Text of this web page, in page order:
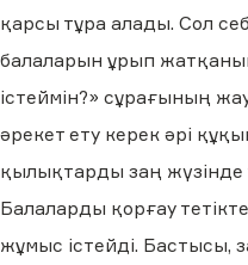
қарсы тұра алады. Сол
балаларын ұрып
істеймін?» сұрағының
әрекет ету керек әрі
қылықтарды заң жүзінде
Балаларды қорғау
жұмыс істейді. Бастысы,